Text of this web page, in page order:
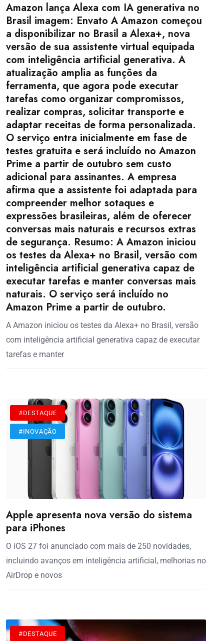
Amazon lança Alexa com IA generativa no
Brasil imagem: Envato A Amazon começou
a disponibilizar no Brasil a Alexa+, nova
versão de sua assistente virtual equipada
com inteligência artificial generativa. A
atualização amplia as funções da
ferramenta, que agora pode executar
tarefas como organizar compromissos,
realizar compras, solicitar transporte e
adaptar receitas de forma personalizada.
O serviço entra inicialmente em fase de
testes gratuita e será incluído no Amazon
Prime a partir de outubro sem custo
adicional para assinantes. A empresa
afirma que a assistente foi adaptada para
compreender melhor sotaques e
expressões brasileiras, além de oferecer
conversas mais naturais e recursos extras
de segurança. Resumo: A Amazon iniciou
os testes da Alexa+ no Brasil, versão com
inteligência artificial generativa capaz de
executar tarefas e manter conversas mais
naturais. O serviço será incluído no
Amazon Prime a partir de outubro.
A Amazon iniciou os testes da Alexa+ no Brasil, versão
com inteligência artificial generativa capaz de executar
tarefas e manter
#DESTAQUE
#INOVAÇÃO
Apple apresenta nova versão do sistema
para iPhones
O iOS 27 foi anunciado com mais de 250 novidades,
incluindo avanços em inteligência artificial, melhorias no
AirDrop e novos
#DESTAQUE